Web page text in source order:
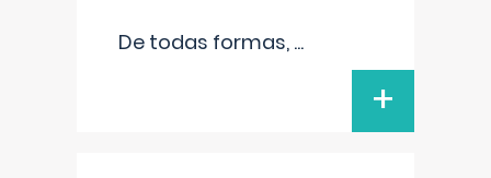
De todas formas, ...
+